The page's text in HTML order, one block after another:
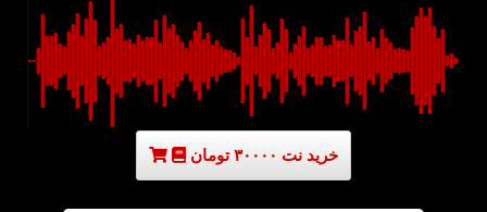
خرید نت ۳۰۰۰۰ تومان